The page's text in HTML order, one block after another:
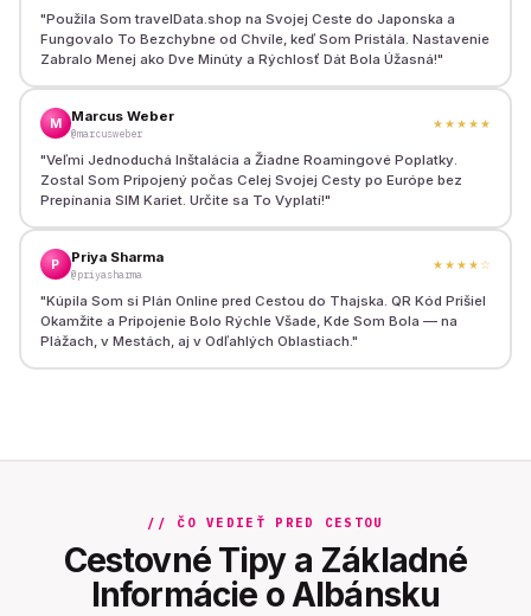
"Použila Som travelData.shop na Svojej Ceste do Japonska a
Fungovalo To Bezchybne od Chvíle, keď Som Pristála. Nastavenie
Zabralo Menej ako Dve Minúty a Rýchlosť Dát Bola Úžasná!"
M Marcus Weber
@marcusweber
★★★★★
"Veľmi Jednoduchá Inštalácia a Žiadne Roamingové Poplatky.
Zostal Som Pripojený počas Celej Svojej Cesty po Európe bez
Prepínania SIM Kariet. Určite sa To Vyplatí!"
P Priya Sharma
@priyasharma
★★★★ ☆
"Kúpila Som si Plán Online pred Cestou do Thajska. QR Kód Prišiel
Okamžite a Pripojenie Bolo Rýchle Všade, Kde Som Bola — na
Plážach, v Mestách, aj v Odľahlých Oblastiach. "
// ČO VEDIEŤ PRED CESTOU
Cestovné Tipy a Základné
Informácie o Albánsku